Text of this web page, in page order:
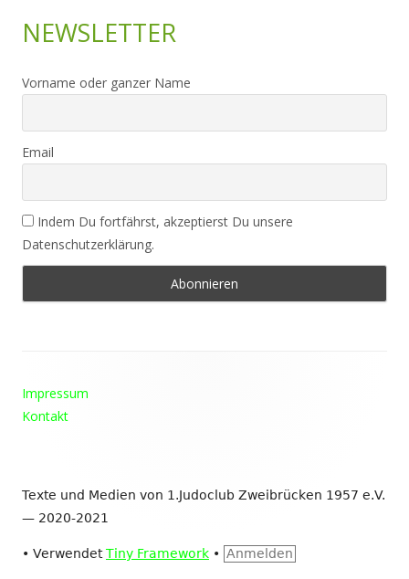
NEWSLETTER
Vorname oder ganzer Name
Email
Indem Du fortfährst, akzeptierst Du unsere
Datenschutzerklärung.
Inhalt
Impressum
Kontakt
Texte und Medien von 1.Judoclub Zweibrücken 1957 e.V.
— 2020-2021
• VerwendetTiny Framework • Anmelden